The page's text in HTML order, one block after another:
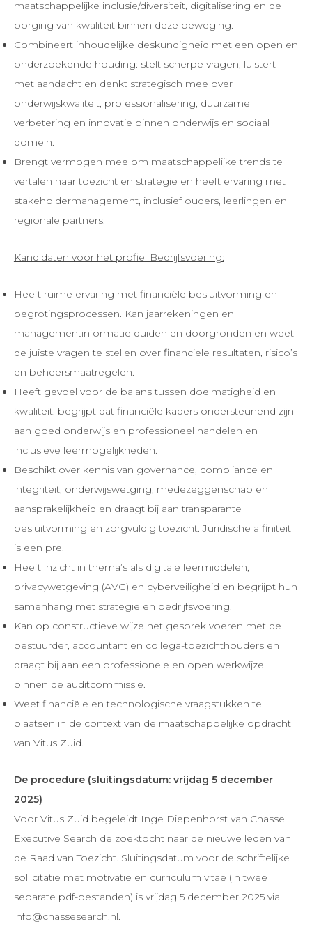
maatschappelijke inclusie/diversiteit, digitalisering en de
borging van kwaliteit binnen deze beweging.
Combineert inhoudelijke deskundigheid met een open en
onderzoekende houding: stelt scherpe vragen, luistert
met aandacht en denkt strategisch mee over
onderwijskwaliteit, professionalisering, duurzame
verbetering en innovatie binnen onderwijs en sociaal
domein.
Brengt vermogen mee om maatschappelijke trends te
vertalen naar toezicht en strategie en heeft ervaring met
stakeholdermanagement, inclusief ouders, leerlingen en
regionale partners.
Kandidaten voor het profiel Bedrijfsvoering:
Heeft ruime ervaring met financiële besluitvorming en
begrotingsprocessen. Kan jaarrekeningen en
managementinformatie duiden en doorgronden en weet
de juiste vragen te stellen over financiële resultaten, risico’s
en beheersmaatregelen.
Heeft gevoel voor de balans tussen doelmatigheid en
kwaliteit: begrijpt dat financiële kaders ondersteunend zijn
aan goed onderwijs en professioneel handelen en
inclusieve leermogelijkheden.
Beschikt over kennis van governance, compliance en
integriteit, onderwijswetging, medezeggenschap en
aansprakelijkheid en draagt bij aan transparante
besluitvorming en zorgvuldig toezicht. Juridische affiniteit
is een pre.
Heeft inzicht in thema’s als digitale leermiddelen,
privacywetgeving (AVG) en cyberveiligheid en begrijpt hun
samenhang met strategie en bedrijfsvoering.
Kan op constructieve wijze het gesprek voeren met de
bestuurder, accountant en collega-toezichthouders en
draagt bij aan een professionele en open werkwijze
binnen de auditcommissie.
Weet financiële en technologische vraagstukken te
plaatsen in de context van de maatschappelijke opdracht
van Vitus Zuid.
De procedure (sluitingsdatum: vrijdag 5 december
2025)
Voor Vitus Zuid begeleidt Inge Diepenhorst van Chasse
Executive Search de zoektocht naar de nieuwe leden van
de Raad van Toezicht. Sluitingsdatum voor de schriftelijke
sollicitatie met motivatie en curriculum vitae (in twee
separate pdf-bestanden) is vrijdag 5 december 2025 via
info@chassesearch.nl.